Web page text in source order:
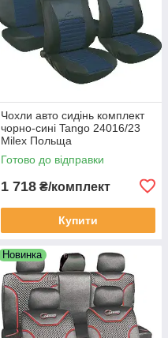
Чохли авто сидінь комплект
чорно-сині Tango 24016/23
Milex Польща
Готово до відправки
1 718 ₴/комплект
Купити
Новинка